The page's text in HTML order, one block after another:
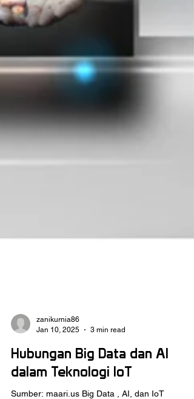
zanikurnia86
Jan 10, 2025
3 min read
Hubungan Big Data dan AI